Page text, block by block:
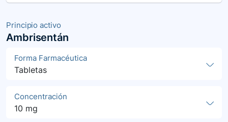
Principio activo
Ambrisentán
Forma Farmacéutica
Tabletas
Concentración
10 mg